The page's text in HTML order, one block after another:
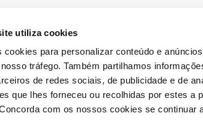
utiliza cookies
cookies para personalizar conteúdo e
tráfego. Também partilhamos
de redes sociais, de publicidade e de
que lhes forneceu ou recolhidas por estes a
com os nossos cookies se continuar